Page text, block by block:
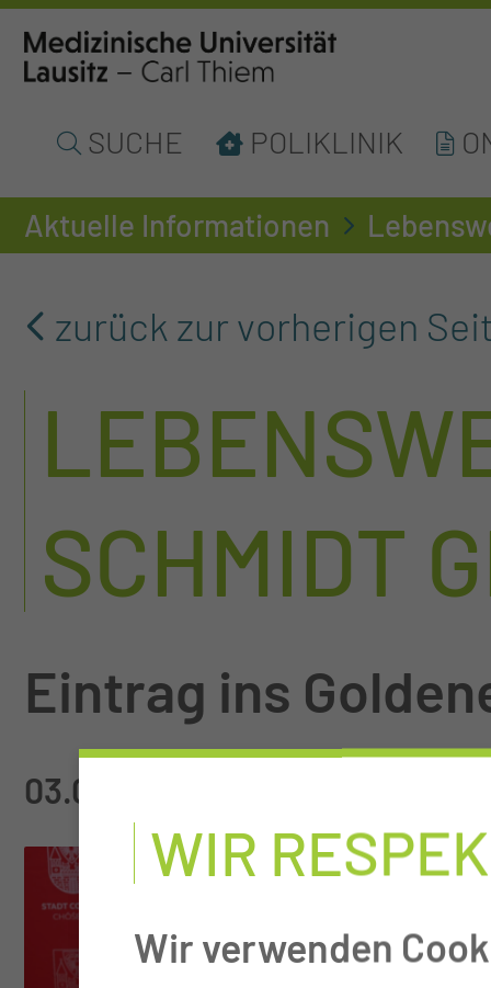
SUCHE POLIKLINIK
Aktuelle Informationen
zurück zur vorherigen
SCHMIDT
Eintrag ins
03.07.2026
WIR
Wir verwenden